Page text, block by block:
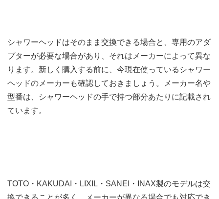
シャワーヘッドはそのまま交換できる場合と、専用のアダ
プターが必要な場合があり、それはメーカーによって異な
ります。新しく購入する前に、今現在使っているシャワー
ヘッドのメーカーも確認しておきましょう。メーカー名や
型番は、シャワーヘッドの手で持つ部分あたりに記載され
ています。
TOTO・KAKUDAI・LIXIL・SANEI・INAX製のモデルは交